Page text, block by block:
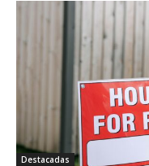
Destacadas